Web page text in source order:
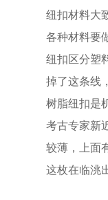
纽扣材料大
各种材料要
纽扣区分塑
掉了这条线
树脂纽扣是
考古专家新
较薄，上面
这枚在临洮